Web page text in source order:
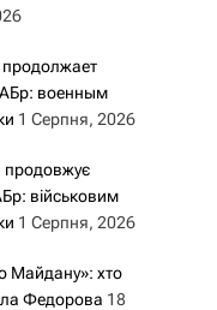
военным
1 Серпня, 2026
продовжує
військовим
1 Серпня, 2026
Майдану»: хто
Федорова 18